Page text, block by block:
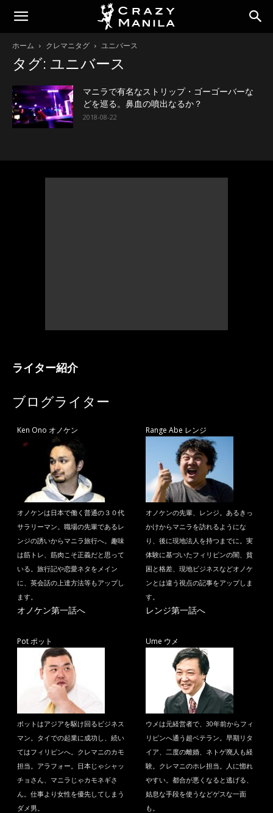
ホーム クレマニタグ ユニバース
タグ: ユニバース
マニラで有名なストリップ・ゴーゴーバーな
どを巡る。鼻血の噴出なるか？
2018-08-22
ライター紹介
ブログライター
Ken Ono オノケン
オノケンは日本で働く普通の３０代
サラリーマン。職場の先輩であるレ
ンジの誘いからマニラ旅行へ。趣味
は筋トレ、筋肉こそ正義だと思って
いる。旅行記や恋愛ネタをメイン
に、英会話の上達方法等もアップし
ます。
オノケン第一話へ
Range Abe レンジ
オノケンの先輩、レンジ。あるきっ
かけからマニラを訪れるようにな
り、後に現地法人を持つまでに。実
体験に基づいたフィリピンの闇、貧
困と格差、現地ビジネスなどオノケ
ンとは違う視点の記事をアップしま
す。
レンジ第一話へ
Pot ポット
ポットはアジアを駆け回るビジネス
マン。タイでの起業に成功し、続い
てはフィリピンへ。クレマニのカモ
担当。アラフォー。日本じゃシャッ
チョさん、マニラじゃカモネギさ
ん。仕事より女性を優先してしまう
ダメ男。
Ume ウメ
ウメは元経営者で、30年前からフィ
リピンへ通う超ベテラン。早期リタ
イア、二度の離婚、ネトゲ廃人も経
験。クレマニのホレ担当。人に惚れ
やすい。都合が悪くなると逃げる、
姑息な手段を使うなどゲスな一面
も。